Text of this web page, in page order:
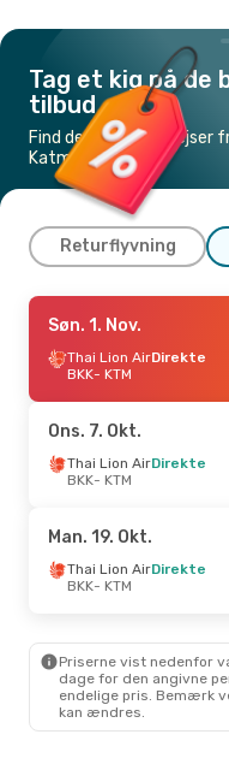
Tag et kig på de
tilbud
Find de billigste flyrejser
Katmandu
Returflyvning
Man. 7. Sep.
Thai Lion AirDirekte
BKK- KTM
KTM- BKK
Tor. 1. Okt.- Tor. 8.
BKK- KTM
Direkte
KTM - BKK
Ons. 14. Okt.- Ons.
Thai Airways International
Direkte
BKK- KTM
Air India 1 Mellemlanding
KTM- BKK
Søn. 1. Nov.
Thai Lion AirDirekte
BKK- KTM
Ons. 7. Okt.
Thai Lion AirDirekte
BKK- KTM
Man. 19. Okt.
Thai Lion AirDirekte
BKK- KTM
Priserne vist nedenfor
dage for den angivne
endelige pris. Bemærk
kan ændres.